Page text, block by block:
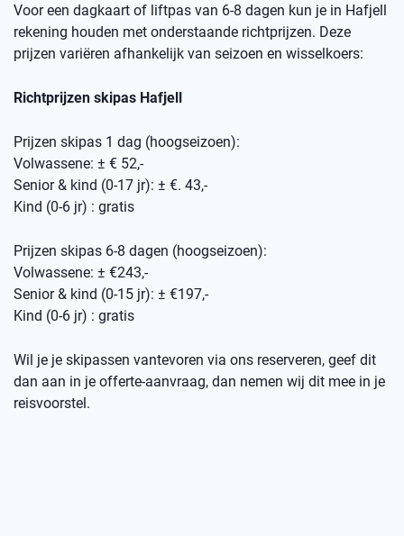
Voor een dagkaart of liftpas van 6-8 dagen kun je in Hafjell
rekening houden met onderstaande richtprijzen. Deze
prijzen variëren afhankelijk van seizoen en wisselkoers:
Richtprijzen skipas Hafjell
Prijzen skipas 1 dag (hoogseizoen):
Volwassene: ± € 52,-
Senior & kind (0-17 jr): ± €. 43,-
Kind (0-6 jr) : gratis
Prijzen skipas 6-8 dagen (hoogseizoen):
Volwassene: ± €243,-
Senior & kind (0-15 jr): ± €197,-
Kind (0-6 jr) : gratis
Wil je je skipassen vantevoren via ons reserveren, geef dit
dan aan in je offerte-aanvraag, dan nemen wij dit mee in je
reisvoorstel.